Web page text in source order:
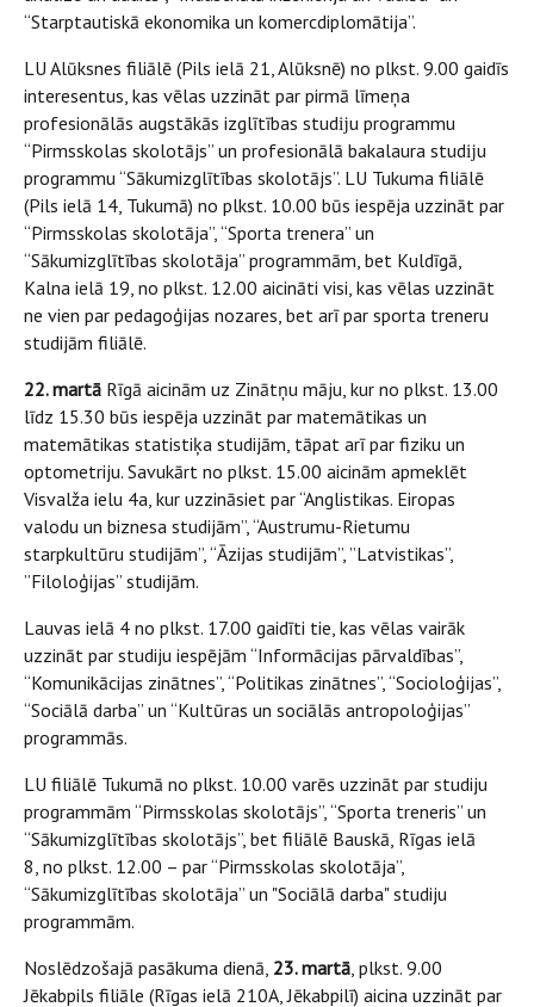
“Starptautiskā ekonomika un komercdiplomātija”.
LU Alūksnes filiālē (Pils ielā 21, Alūksnē) no plkst. 9.00 gaidīs
interesentus, kas vēlas uzzināt par pirmā līmeņa
profesionālās augstākās izglītības studĳu programmu
“Pirmsskolas skolotājs” un profesionālā bakalaura studĳu
programmu “Sākumizglītības skolotājs”. LU Tukuma filiālē
(Pils ielā 14, Tukumā) no plkst. 10.00 būs iespēja uzzināt par
“Pirmsskolas skolotāja”, “Sporta trenera” un
“Sākumizglītības skolotāja” programmām, bet Kuldīgā,
Kalna ielā 19, no plkst. 12.00 aicināti visi, kas vēlas uzzināt
ne vien par pedagoģijas nozares, bet arī par sporta treneru
studijām filiālē.
22. martā Rīgā aicinām uz Zinātņu māju, kur no plkst. 13.00
līdz 15.30 būs iespēja uzzināt par matemātikas un
matemātikas statistiķa studijām, tāpat arī par fiziku un
optometriju. Savukārt no plkst. 15.00 aicinām apmeklēt
Visvalža ielu 4a, kur uzzināsiet par “Anglistikas. Eiropas
valodu un biznesa studijām”, “Austrumu-Rietumu
starpkultūru studijām”, “Āzijas studijām”, ”Latvistikas”,
”Filoloģijas” studijām.
Lauvas ielā 4 no plkst. 17.00 gaidīti tie, kas vēlas vairāk
uzzināt par studiju iespējām “Informācijas pārvaldības”,
“Komunikācijas zinātnes”, “Politikas zinātnes”, “Socioloģijas”,
“Sociālā darba” un “Kultūras un sociālās antropoloģijas”
programmās.
LU filiālē Tukumā no plkst. 10.00 varēs uzzināt par studiju
programmām “Pirmsskolas skolotājs”, “Sporta treneris” un
“Sākumizglītības skolotājs”, bet filiālē Bauskā, Rīgas ielā
8, no plkst. 12.00 – par “Pirmsskolas skolotāja”,
“Sākumizglītības skolotāja” un "Sociālā darba" studiju
programmām.
Noslēdzošajā pasākuma dienā, 23. martā , plkst. 9.00
Jēkabpils filiāle (Rīgas ielā 210A, Jēkabpilī) aicina uzzināt par